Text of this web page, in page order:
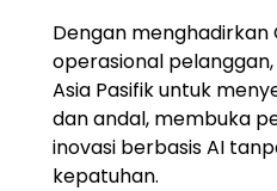
Dengan menghadirkan
operasional
Asia Pasifik untuk
dan andal, membuka
inovasi berbasis AI
kepatuhan.